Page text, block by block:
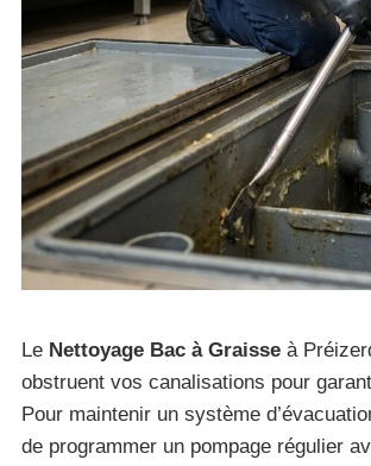
Le Nettoyage Bac à Graisse à
obstruent vos canalisations pour
Pour maintenir un système
de programmer un pompage régulier